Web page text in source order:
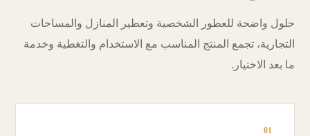
حلول واضحة للعطور الشخصية وتعطير المنازل والمساحات
التجارية، تجمع المنتج المناسب مع الاستخدام والتغطية وخدمة
ما بعد الاختيار.
01